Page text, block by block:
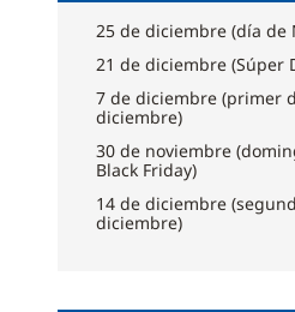
25 de diciembre (día de
21 de diciembre (Súper
7 de diciembre (primer
diciembre)
30 de noviembre
Black Friday)
14 de diciembre
diciembre)